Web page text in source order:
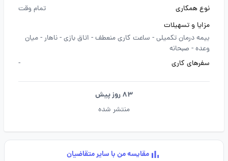
نوع همکاری
تمام وقت
مزایا و تسهیلات
بیمه درمان تکمیلی - ساعت کاری منعطف - اتاق بازی -ناهار -میان
وعده - صبحانه
سفرهای کاری
-
83 روز پیش
منتشر شده
مقایسه من با سایر متقاضیان